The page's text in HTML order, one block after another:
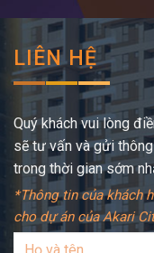
LIÊN HỆ
Quý khách vui lòng
sẽ tư vấn và gửi
trong thời gian sớm
*Thông tin của khách
cho dự án của Akari